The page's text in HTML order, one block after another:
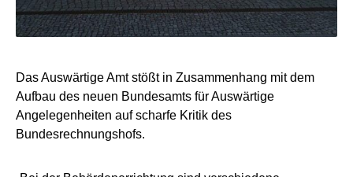
Das Auswärtige Amt stößt in Zusammenhang mit dem
Aufbau des neuen Bundesamts für Auswärtige
Angelegenheiten auf scharfe Kritik des
Bundesrechnungshofs.